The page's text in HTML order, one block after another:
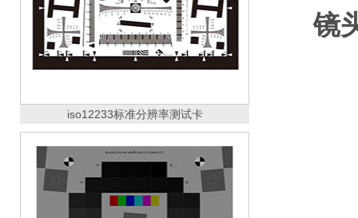
iso12233标准分辨率测试卡
镜